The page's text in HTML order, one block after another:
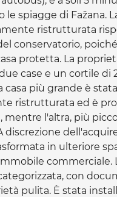
le spiagge di Fažana.
ristrutturata
conservatorio,
protetta. La
case e un cortile di
casa più grande è stata
ristrutturata ed è
mentre l'altra, più
discrezione
in ulteriore
commerciale.
con
pulita. È stata